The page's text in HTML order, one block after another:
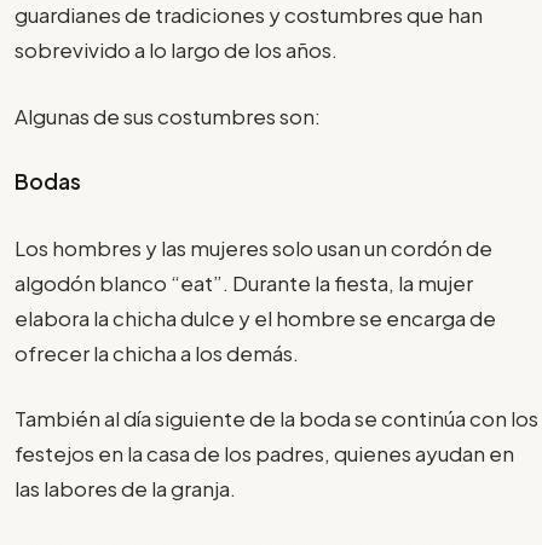
guardianes de tradiciones y costumbres que han
sobrevivido a lo largo de los años.
Algunas de sus costumbres son:
Bodas
Los hombres y las mujeres solo usan un cordón de
algodón blanco “eat”. Durante la fiesta, la mujer
elabora la chicha dulce y el hombre se encarga de
ofrecer la chicha a los demás.
También al día siguiente de la boda se continúa con los
festejos en la casa de los padres, quienes ayudan en
las labores de la granja.